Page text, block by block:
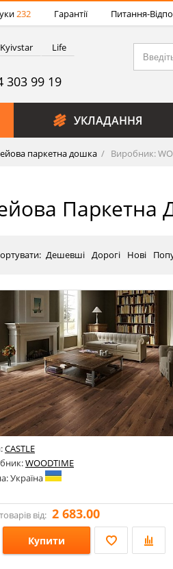
232 Гарантії Питання-
Kyivstar Life
303 99 19
УКЛАДАННЯ
паркетна дошка Виробник:
Паркетна
Дешевші Дорогі Нові
CASTLE
WOODTIME
Україна
від: 2 683.00
Купити